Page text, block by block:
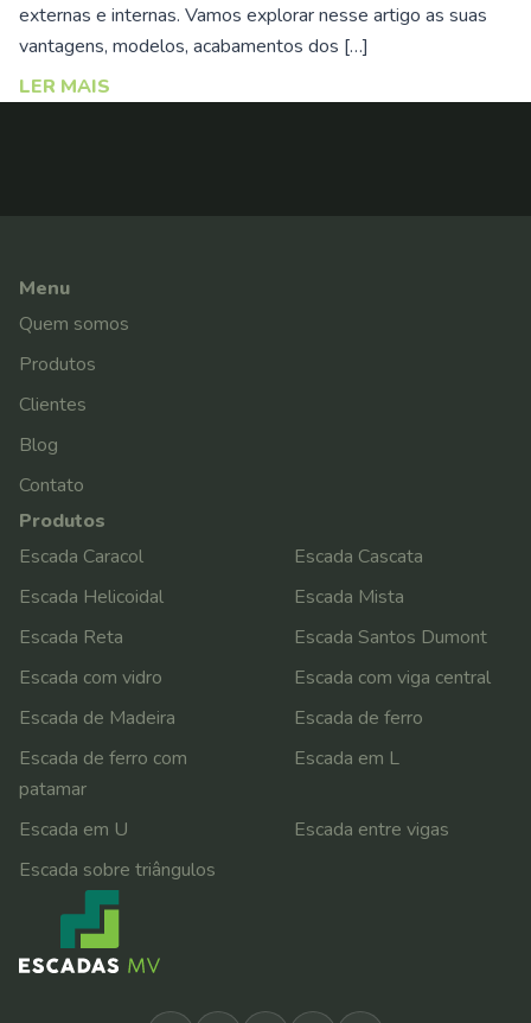
externas e internas. Vamos explorar nesse artigo as suas
vantagens, modelos, acabamentos dos […]
LER MAIS
Menu
Quem somos
Produtos
Clientes
Blog
Contato
Produtos
Escada Caracol
Escada Cascata
Escada Helicoidal
Escada Mista
Escada Reta
Escada Santos Dumont
Escada com vidro
Escada com viga central
Escada de Madeira
Escada de ferro
Escada de ferro com
patamar
Escada em L
Escada em U
Escada entre vigas
Escada sobre triângulos